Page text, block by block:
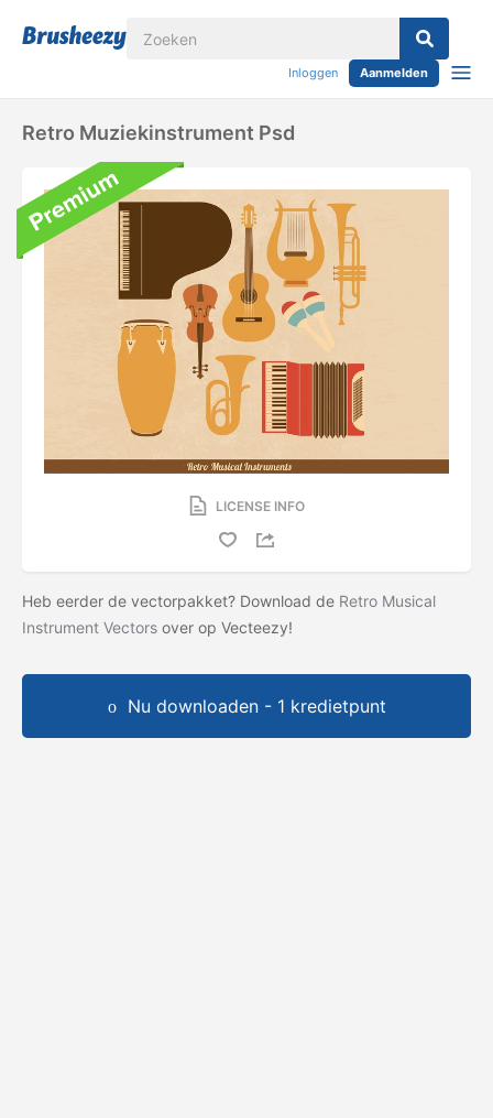
Inloggen Aanmelden
Retro Muziekinstrument Psd
LICENSE INFO
Heb eerder de vectorpakket? Download de Retro Musical
Instrument Vectors over op Vecteezy!
Nu downloaden - 1 kredietpunt